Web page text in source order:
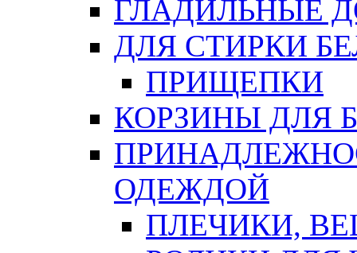
ГЛАДИЛЬНЫЕ
ДЛЯ СТИРКИ
ПРИЩЕПКИ
КОРЗИНЫ ДЛЯ
ОДЕЖДОЙ
ПЛЕЧИКИ,